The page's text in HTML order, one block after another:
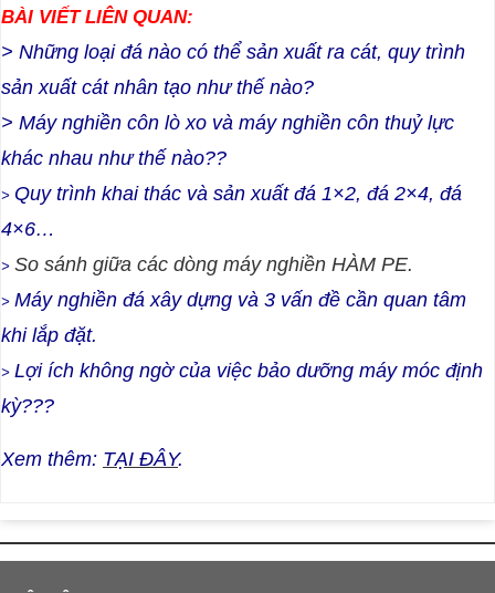
BÀI VIẾT LIÊN QUAN:
> Những loại đá nào có thể sản xuất ra cát, quy trình
sản xuất cát nhân tạo như thế nào?
> Máy nghiền côn lò xo và máy nghiền côn thuỷ lực
khác nhau như thế nào??
> Quy trình khai thác và sản xuất đá 1×2, đá 2×4, đá
4×6…
> So sánh giữa các dòng máy nghiền HÀM PE.
> Máy nghiền đá xây dựng và 3 vấn đề cần quan tâm
khi lắp đặt.
> Lợi ích không ngờ của việc bảo dưỡng máy móc định
kỳ???
Xem thêm: TẠI ĐÂY.